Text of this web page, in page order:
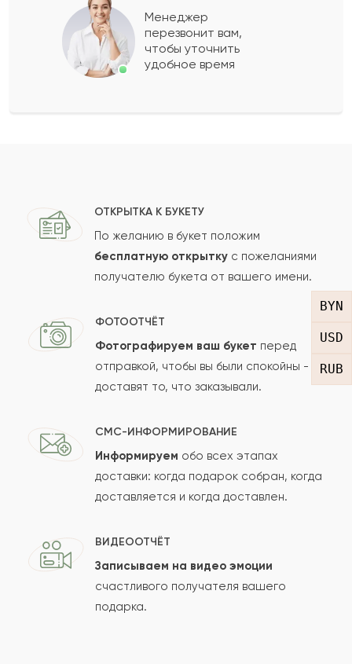
BYN
USD
RUB
Показать еще
Ваш e-mail
Отзыв
Сколько будет
Отзыв будет опубликован после проверки.
Проверяем на спам.
Менеджер
перезвонит вам,
чтобы уточнить
удобное время
ОТКРЫТКА К БУКЕТУ
По желанию в букет положим
бесплатную открытку с пожеланиями
получателю букета от вашего имени.
ФОТООТЧЁТ
Фотографируем ваш букет перед
отправкой, чтобы вы были спокойны -
доставят то, что заказывали.
СМС-ИНФОРМИРОВАНИЕ
Информируем обо всех этапах
доставки: когда подарок собран, когда
доставляется и когда доставлен.
ВИДЕООТЧЁТ
Записываем на видео эмоции
счастливого получателя вашего
подарка.